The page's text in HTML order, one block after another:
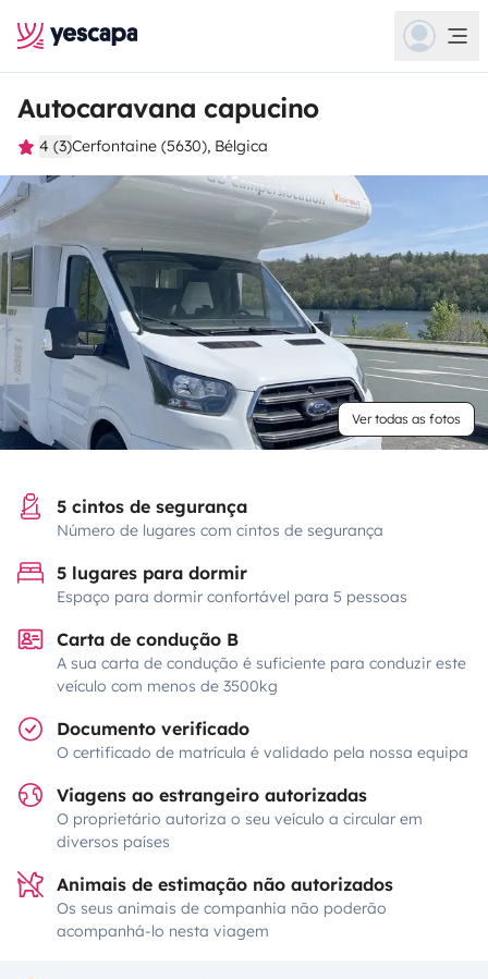
Autocaravana capucino
4 (3)Cerfontaine (5630), Bélgica
Ver todas as fotos
5 cintos de segurança
Número de lugares com cintos de segurança
5 lugares para dormir
Espaço para dormir confortável para 5 pessoas
Carta de condução B
A sua carta de condução é suficiente para conduzir este
veículo com menos de 3500kg
Documento verificado
O certificado de matrícula é validado pela nossa equipa
Viagens ao estrangeiro autorizadas
O proprietário autoriza o seu veículo a circular em
diversos países
Animais de estimação não autorizados
Os seus animais de companhia não poderão
acompanhá-lo nesta viagem